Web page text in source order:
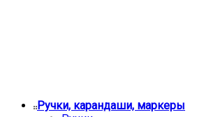
Ручки, карандаши, маркеры